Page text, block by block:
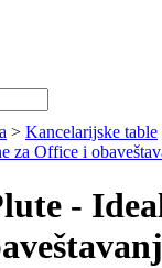
> Kancelarijske table
za Office i
-